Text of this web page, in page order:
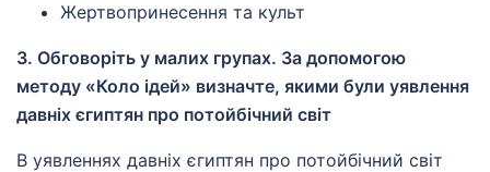
Жертвопринесення та культ
3. Обговоріть у малих групах. За допомогою
методу «Коло ідей» визначте, якими були уявлення
давніх єгиптян про потойбічний світ
В уявленнях давніх єгиптян про потойбічний світ